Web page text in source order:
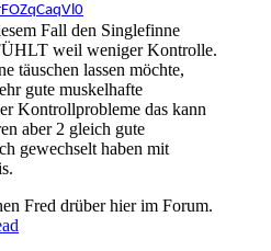
Fall den Singlefinne
weil weniger Kontrolle.
täuschen lassen möchte,
gute muskelhafte
Kontrollprobleme das kann
aber 2 gleich gute
gewechselt haben mit
Fred drüber hier im Forum.